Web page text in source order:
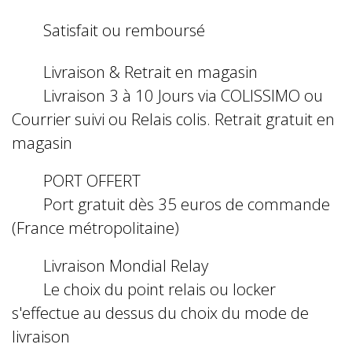
Satisfait ou remboursé
Livraison & Retrait en magasin
Livraison 3 à 10 Jours via COLISSIMO ou
Courrier suivi ou Relais colis. Retrait gratuit en
magasin
PORT OFFERT
Port gratuit dès 35 euros de commande
(France métropolitaine)
Livraison Mondial Relay
Le choix du point relais ou locker
s'effectue au dessus du choix du mode de
livraison